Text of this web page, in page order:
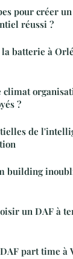
pour créer
réussi ?
batterie à
?
de
building
un DAF à
part time à